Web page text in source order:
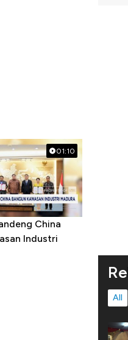
01:10
China
Industri
All